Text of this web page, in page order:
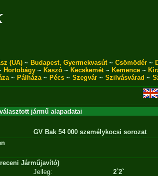
(UA)~ Budapest, Gyermekvasút~ Csömödér~
Hortobágy ~ Kaszó ~ Kecskemét~ Kemence ~
~ Pálháza~ Pécs~ Szegvár~ Szilvásvárad ~
jármű alapadatai
GV Bak 54 000 személykocsi sorozat
Járműjavító)
Jelleg:
2`2`